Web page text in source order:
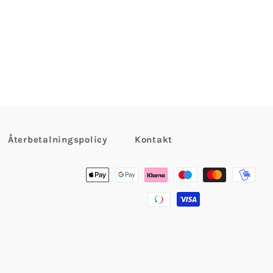
Återbetalningspolicy Kontakt
Betalningsmetoder